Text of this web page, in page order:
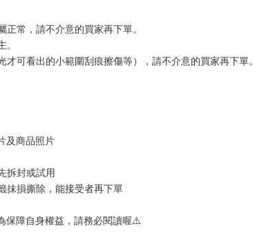
常，請不介意的買家再下單。
可看出的小範圍刮痕擦傷等），請不介意的買家再下單。
及商品照片
拆封或試用
抹損撕除，能接受者再下單
保障自身權益，請務必閱讀喔⚠️